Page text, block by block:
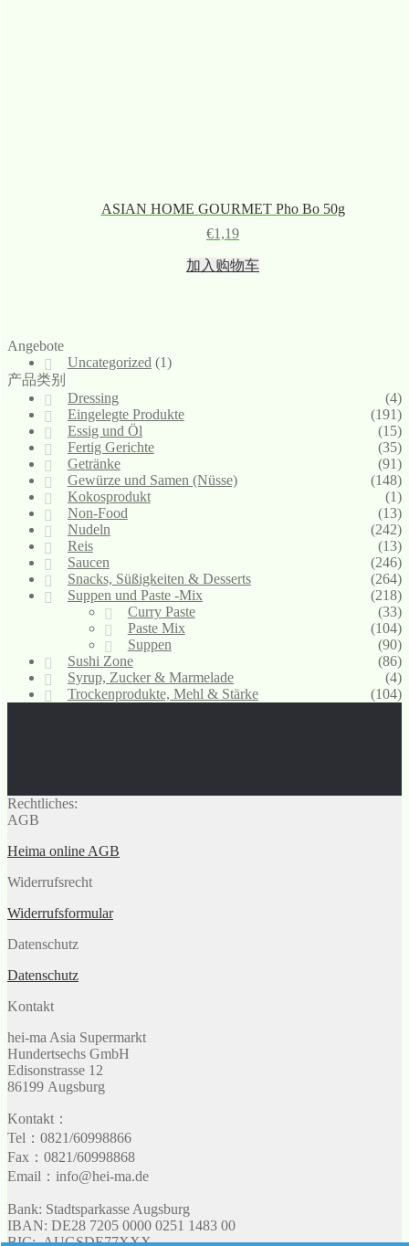
ASIAN HOME GOURMET Pho Bo 50g
€1,19
加入购物车
Angebote
Uncategorized (1)
产品类别
Dressing
(4)
Eingelegte Produkte
(191)
Essig und Öl
(15)
Fertig Gerichte
(35)
Getränke
(91)
Gewürze und Samen (Nüsse)
(148)
Kokosprodukt
(1)
Non-Food
(13)
Nudeln
(242)
Reis
(13)
Saucen
(246)
Snacks, Süßigkeiten & Desserts
(264)
Suppen und Paste -Mix
(218)
Curry Paste
(33)
Paste Mix
(104)
Suppen
(90)
Sushi Zone
(86)
Syrup, Zucker & Marmelade
(4)
Trockenprodukte, Mehl & Stärke
(104)
Rechtliches:
AGB
Heima online AGB
Widerrufsrecht
Widerrufsformular
Datenschutz
Datenschutz
Kontakt
hei-ma Asia Supermarkt
Hundertsechs GmbH
Edisonstrasse 12
86199 Augsburg
Kontakt：
Tel：0821/60998866
Fax：0821/60998868
Email：info@hei-ma.de
Bank: Stadtsparkasse Augsburg
IBAN: DE28 7205 0000 0251 1483 00
BIC: AUGSDE77XXX